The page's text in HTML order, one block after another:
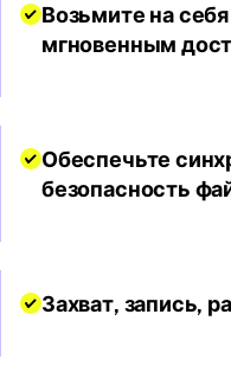
Возьмите на
мгновенным
Обеспечьте
безопасность
Захват, запись,